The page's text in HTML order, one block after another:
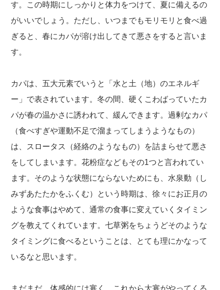
す。この時期にしっかりと体力をつけて、夏に備えるの
がいいでしょう。ただし、いつまでもモリモリと食べ過
ぎると、春にカパが溶け出してきて悪さをすると言いま
す。
カパは、五大元素でいうと「水と土（地）のエネルギ
ー」で表されています。冬の間、硬くこわばっていたカ
パが春の温かさに誘われて、緩んできます。過剰なカパ
（食べすぎや運動不足で溜まってしまうようなもの）
は、スロータス（経絡のようなもの）を詰まらせて悪さ
をしてしまいます。花粉症などもその1つと言われてい
ます。そのような状態にならないためにも、水泉動（し
みずあたたかをふくむ）という時期は、徐々にお正月の
ような食事はやめて、通常の食事に変えていくタイミン
グを教えてくれています。七草粥をちょうどそのような
タイミングに食べるということは、とても理にかなって
いるなと思います。
まだまだ、体感的には寒く、これから大寒がやってくる